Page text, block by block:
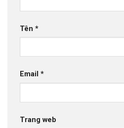
Tên *
Email *
Trang web